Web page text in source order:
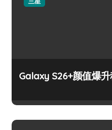
Galaxy S26+颜值爆